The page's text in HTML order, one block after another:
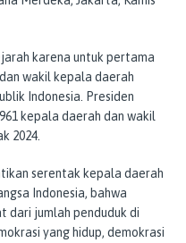
karena untuk pertama
wakil kepala daerah
Indonesia. Presiden
kepala daerah dan wakil
2024.
serentak kepala daerah
Indonesia, bahwa
dari jumlah penduduk di
yang hidup, demokrasi